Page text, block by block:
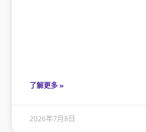
了解更多 »
2026年7月8日